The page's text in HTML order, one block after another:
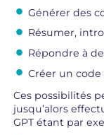
Générer des
Résumer,
Répondre à
Créer un
Ces possibilités
jusqu’alors
GPT étant par